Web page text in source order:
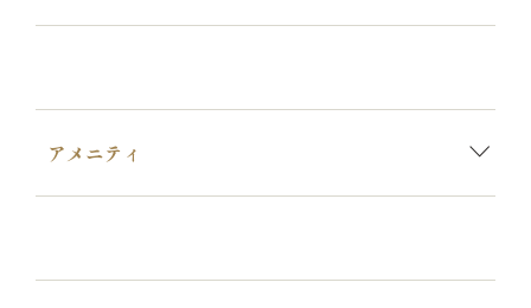
アメニティ